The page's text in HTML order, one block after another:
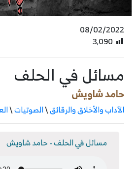
08/02/2022
3٬090
مسائل في الحلف
حامد شاويش
الآداب والأخلاق والرقائق\الصوتيات\
مسائل في الحلف - حامد شاويش